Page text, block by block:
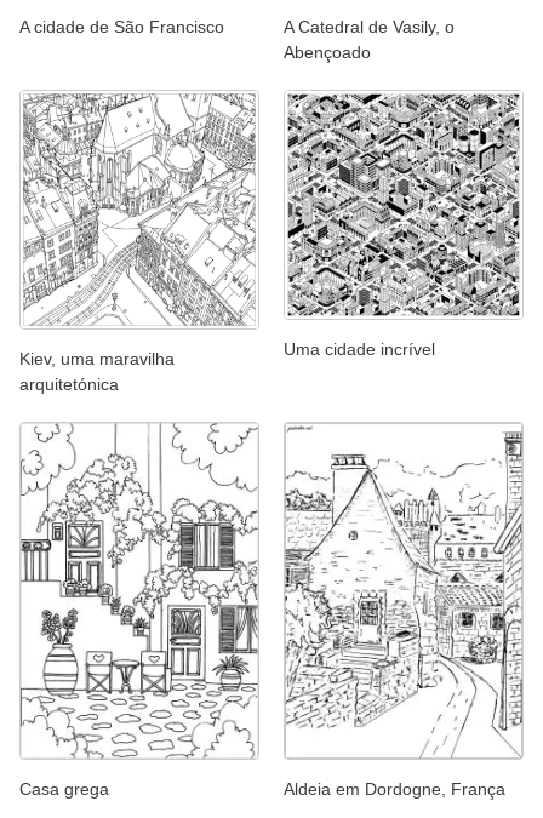
A cidade de São Francisco
A Catedral de Vasily, o
Abençoado
Kiev, uma maravilha
arquitetónica
Uma cidade incrível
Casa grega Aldeia em Dordogne, França